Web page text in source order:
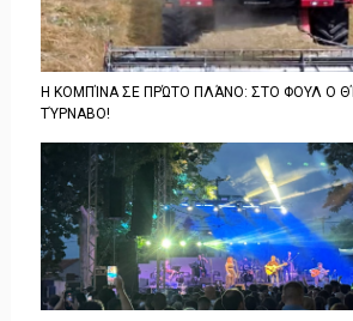
Η ΚΟΜΠΊΝΑ ΣΕ ΠΡΏΤΟ ΠΛΆΝΟ: ΣΤΟ ΦΟΥΛ Ο
ΤΎΡΝΑΒΟ!